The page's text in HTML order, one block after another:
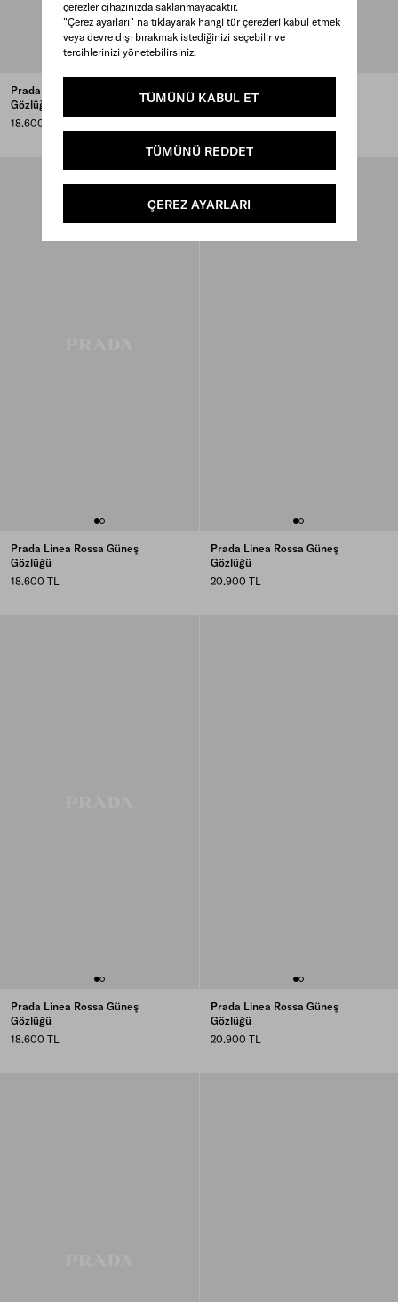
çerezler cihazınızda saklanmayacaktır.
"Çerez ayarları" na tıklayarak hangi tür çerezleri kabul etmek
veya devre dışı bırakmak istediğinizi seçebilir ve
tercihlerinizi yönetebilirsiniz.
TÜMÜNÜ KABUL ET
TÜMÜNÜ REDDET
ÇEREZ AYARLARI
Prada Linea Rossa Güneş
Gözlüğü
18.600 TL
Prada Linea Rossa Güneş
Gözlüğü
Prada Linea Rossa Güneş
Gözlüğü
18.600 TL
Prada Linea Rossa Güneş
Gözlüğü
20.900 TL
Prada Linea Rossa Güneş
Gözlüğü
18.600 TL
Prada Linea Rossa Güneş
Gözlüğü
20.900 TL